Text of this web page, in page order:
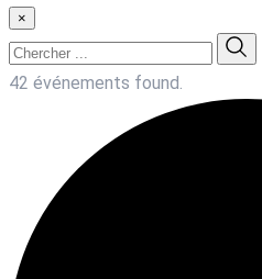
×
42 événements found.